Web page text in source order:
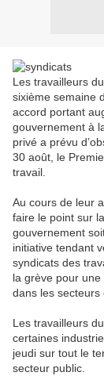
Les travailleurs
sixième semaine
accord portant
gouvernement à
privé a prévu
30 août, le
travail.
Au cours de leur
faire le point sur
gouvernement
initiative tendant
syndicats des
la grève pour
dans les secteurs
Les travailleurs
certaines
jeudi sur tout le
secteur public.